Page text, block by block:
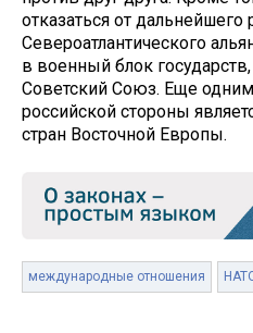
отказаться от дальнейшего
Североатлантического
в военный блок
Советский Союз. Еще
российской стороны
стран Восточной Европы.
международные отношения